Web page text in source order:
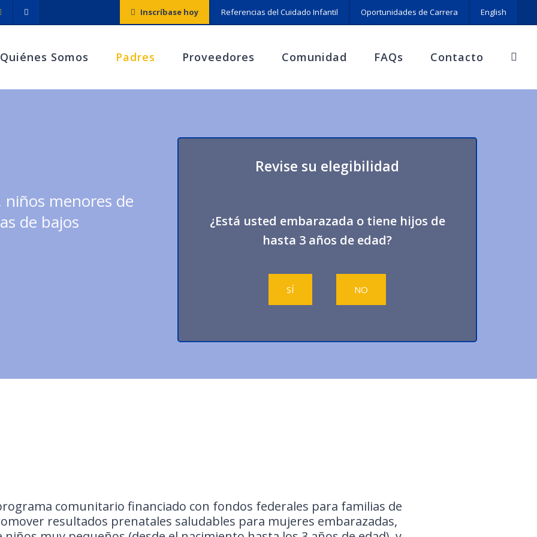
Inscríbase hoy Referencias del Cuidado Infantil Oportunidades de Carrera English
Quiénes Somos Padres Proveedores Comunidad FAQs Contacto
niños menores de
de bajos
Revise su elegibilidad
¿Está usted embarazada o tiene hijos de
hasta 3 años de edad?
SÍ NO
comunitario financiado con fondos federales para familias de
resultados prenatales saludables para mujeres embarazadas,